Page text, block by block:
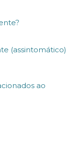
(assintomático)
ao